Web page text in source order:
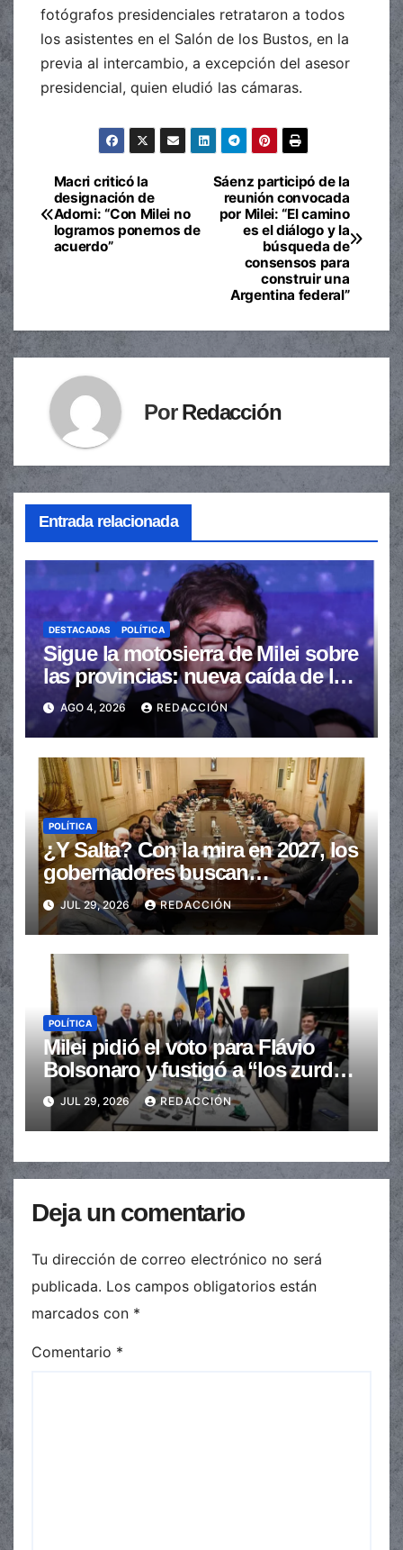
fotógrafos presidenciales retrataron a todos
los asistentes en el Salón de los Bustos, en la
previa al intercambio, a excepción del asesor
presidencial, quien eludió las cámaras.
Navegación
de
Sáenz participó de la
reunión convocada
por Milei: “El camino
es el diálogo y la
búsqueda de
consensos para
construir una
Argentina federal”
Macri criticó la
designación de
Adorni: “Con Milei no
logramos ponernos de
acuerdo”
PorRedacción
Entrada relacionada
DESTACADAS POLÍTICA
Sigue la motosierra de Milei sobre
las provincias: nueva caída de las
transferencias no automáticas
AGO 4, 2026 REDACCIÓN
POLÍTICA
¿Y Salta? Con la mira en 2027, los
gobernadores buscan
provincializar la elección
JUL 29, 2026 REDACCIÓN
POLÍTICA
Milei pidió el voto para Flávio
Bolsonaro y fustigó a “los zurdos
de mierda”
JUL 29, 2026 REDACCIÓN
Deja un comentario
Tu dirección de correo electrónico no será
publicada. Los campos obligatorios están
marcados con *
Comentario *